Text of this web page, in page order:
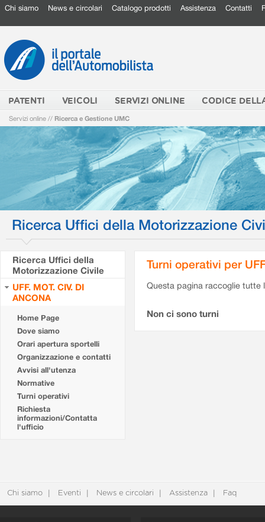
Chi siamo News e circolari Catalogo prodotti Assistenza Contatti
PATENTI VEICOLI SERVIZI ONLINE CODICE
Servizi online // Ricerca e Gestione UMC
Ricerca Uffici della Motorizzazione
Ricerca Uffici della
Motorizzazione Civile
UFF. MOT. CIV. DI
ANCONA
Home Page
Dove siamo
Orari apertura sportelli
Organizzazione e contatti
Avvisi all'utenza
Normative
Turni operativi
Richiesta
informazioni/Contatta
l'ufficio
Turni operativi per
Questa pagina raccoglie tutte
Non ci sono turni
Chi siamo Eventi News e circolari Assistenza Faq